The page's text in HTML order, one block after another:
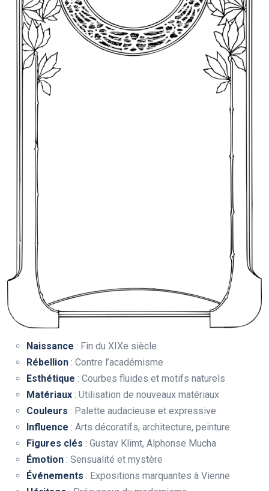
Naissance : Fin du XIXe siècle
Rébellion : Contre l’académisme
Esthétique : Courbes fluides et motifs naturels
Matériaux : Utilisation de nouveaux matériaux
Couleurs : Palette audacieuse et expressive
Influence : Arts décoratifs, architecture, peinture
Figures clés : Gustav Klimt, Alphonse Mucha
Émotion : Sensualité et mystère
Événements : Expositions marquantes à Vienne